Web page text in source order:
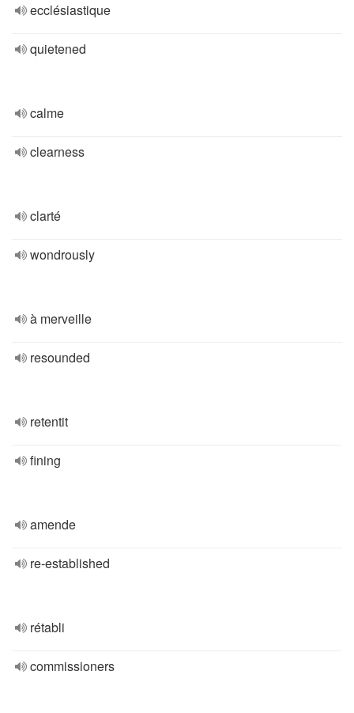
ecclésiastique
quietened
calme
clearness
clarté
wondrously
à merveille
resounded
retentit
fining
amende
re-established
rétabli
commissioners